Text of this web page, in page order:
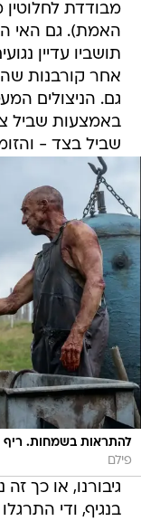
מבודדת
האמת). גם האי
תושביו עדיין
אחר קורבנות
גם. הניצולים
באמצעות שביל
שביל בצד -
להתראות בשמחות. ריף פיינס
פילם
גיבורנו, או כך
בנגיף, ודי